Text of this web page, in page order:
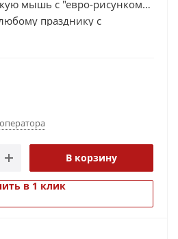
мышь с "евро-рисунком"
празднику с
и финансового
В корзину
в 1 клик